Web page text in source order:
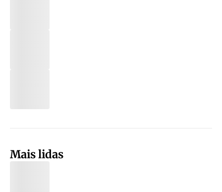
Mais lidas